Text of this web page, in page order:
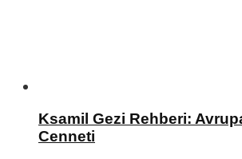
Ksamil Gezi Rehberi:
Cenneti